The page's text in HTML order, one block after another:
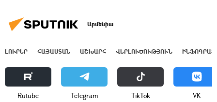
Արմենիա
ԼՈՒՐԵՐ ՀԱՅԱՍՏԱՆ ԱՇԽԱՐՀ ՎԵՐԼՈՒԾՈՒԹՅՈՒՆ
Rutube Telegram ТikТоk VK